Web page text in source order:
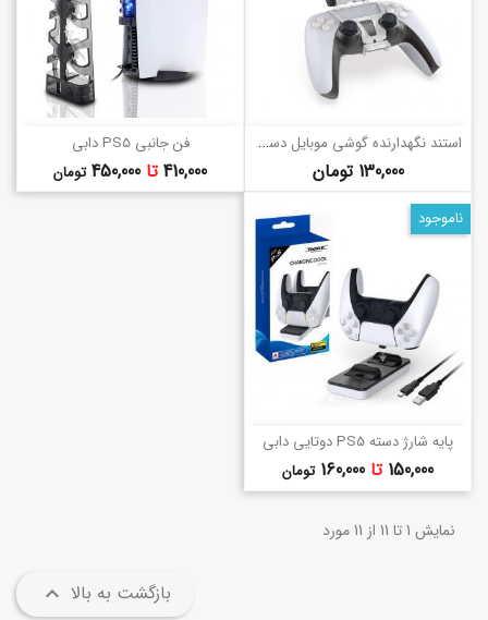
ا
ستند نگهدارنده گوشی موبایل دسته PS5
قیمت 130,000 تومان
فن جانبی PS5 دابی
قیمت 410,000 تا 450,000 تومان
پایه شارژ دسته PS5 دوتایی دابی
قیمت 150,000 تا 160,000 تومان
ناموجود
نمایش 1 تا 11 از 11 مورد
بازگشت به بالا 